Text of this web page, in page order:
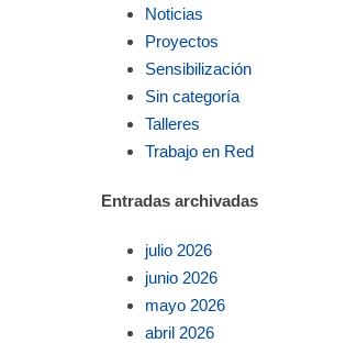
Noticias
Proyectos
Sensibilización
Sin categoría
Talleres
Trabajo en Red
Entradas archivadas
julio 2026
junio 2026
mayo 2026
abril 2026